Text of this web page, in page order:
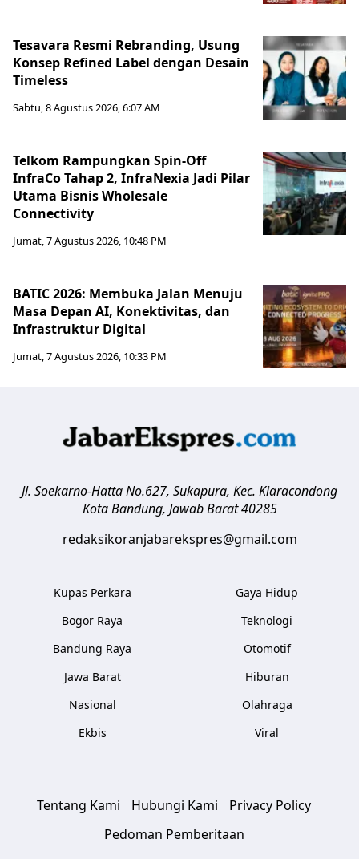
Tesavara Resmi Rebranding, Usung
Konsep Refined Label dengan Desain
Timeless
Sabtu, 8 Agustus 2026, 6:07 AM
Telkom Rampungkan Spin-Off
InfraCo Tahap 2, InfraNexia Jadi Pilar
Utama Bisnis Wholesale
Connectivity
Jumat, 7 Agustus 2026, 10:48 PM
BATIC 2026: Membuka Jalan Menuju
Masa Depan AI, Konektivitas, dan
Infrastruktur Digital
Jumat, 7 Agustus 2026, 10:33 PM
Jl. Soekarno-Hatta No.627, Sukapura, Kec. Kiaracondong
Kota Bandung, Jawab Barat 40285
redaksikoranjabarekspres@gmail.com
Kupas Perkara
Bogor Raya
Bandung Raya
Jawa Barat
Nasional
Ekbis
Gaya Hidup
Teknologi
Otomotif
Hiburan
Olahraga
Viral
Tentang Kami Hubungi Kami
Privacy Policy
Pedoman Pemberitaan